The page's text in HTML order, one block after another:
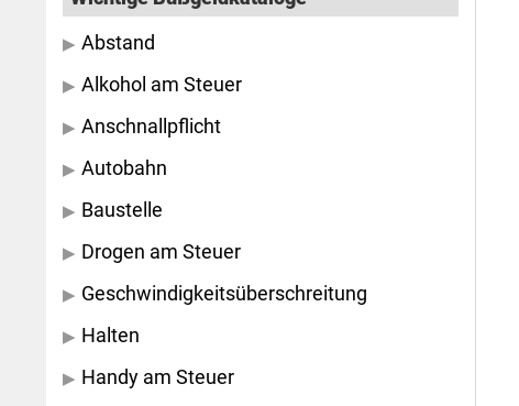
Abstand
Alkohol am Steuer
Anschnallpflicht
Autobahn
Baustelle
Drogen am Steuer
Geschwindigkeitsüberschreitung
Halten
Handy am Steuer